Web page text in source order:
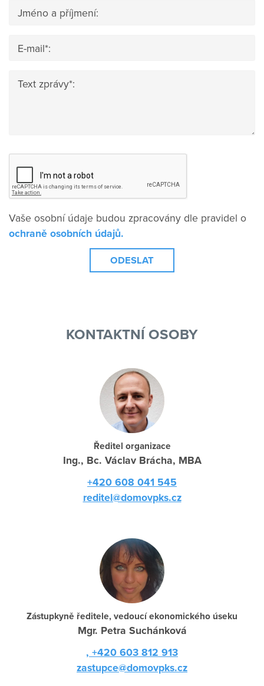
Jméno a příjmení:
E-mail*:
Text zprávy*:
Vaše osobní údaje budou zpracovány dle pravidel o
ochraně osobních údajů.
KONTAKTNÍ OSOBY
Ředitel organizace
Ing., Bc. Václav Brácha, MBA
+420 608 041 545
reditel@domovpks.cz
Zástupkyně ředitele, vedoucí ekonomického úseku
Mgr. Petra Suchánková
, +420 603 812 913
zastupce@domovpks.cz